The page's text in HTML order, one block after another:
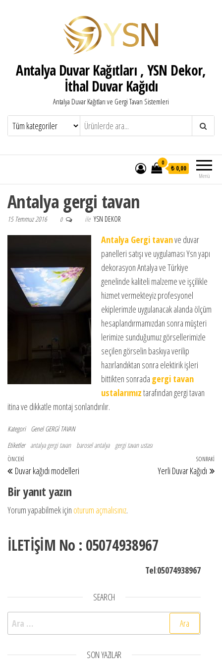
Antalya Duvar Kağıtları , YSN Dekor,
İthal Duvar Kağıdı
Antalya Duvar Kağıtları ve Gergi Tavan Sistemleri
Menü
0
₺ 0,00
Antalya gergi tavan
15 Temmuz 2016 0 ile YSN DEKOR
Antalya Gergi tavanve duvar
panelleri satışı ve uygulaması Ysn yapı
dekorasyon Antalya ve Türkiye
genelinde kaliteli malzeme ve işçilikle
hizmet vermekteyiz profesyonel
ekiplerimzle uygulanacak alanda ölçüm
hesaplandırmamızdan sonra müşteri
lerimize sunduğumuz görsellerimizle
seçilen görselin baskıya verilip
hazırlandıktan sonra elektirik işleri
bittikten sonrada gergi tavan
ustalarımıztarafından gergi tavan
itina ve dikkatle montaj sonlandırılır.
Kategori Genel GERGİ TAVAN
Etiketler antalya gergi tavan barosel antalya gergi tavan ustası
Yazı gezinmesi
Önceki Yazı
ÖNCEKI
Duvar kağıdı modelleri
SONRAKI
Yerli Duvar Kağıdı
Bir yanıt yazın
Yorum yapabilmek için oturum açmalısınız.
İLETİŞİM No : 05074938967
Tel:05074938967
SEARCH
Arama:
SON YAZILAR